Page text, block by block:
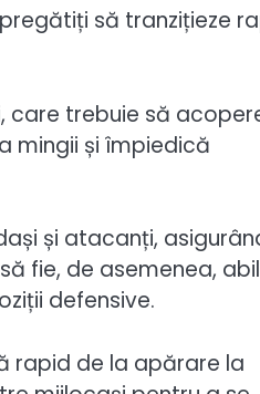
să tranzițieze
care trebuie să
mingii și împiedică
și atacanți,
fie, de asemenea,
defensive.
rapid de la apărare la